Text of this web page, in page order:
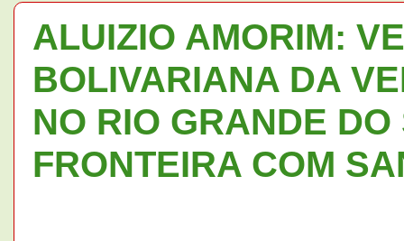
ALUIZIO AMORIM:
BOLIVARIANA DA
NO RIO GRANDE
FRONTEIRA COM